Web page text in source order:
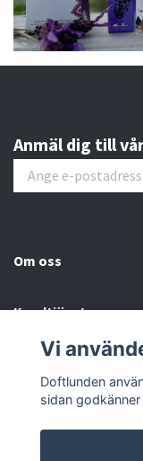
Anmäl dig till
Om oss
Kundtjänst
Vi
Doftlunden
sidan